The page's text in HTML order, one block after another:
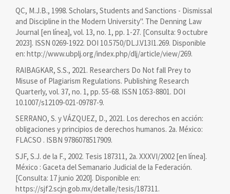
QC, M.J.B., 1998. Scholars, Students and Sanctions - Dismissal
and Discipline in the Modern University". The Denning Law
Journal [en línea], vol. 13, no. 1, pp. 1-27. [Consulta: 9 octubre
2023]. ISSN 0269-1922. DOI 10.5750/DLJ.V13I1.269. Disponible
en: http://www.ubplj.org/index.php/dlj/article/view/269.
RAIBAGKAR, S.S., 2021. Researchers Do Not fall Prey to
Misuse of Plagiarism Regulations. Publishing Research
Quarterly, vol. 37, no. 1, pp. 55-68. ISSN 1053-8801. DOI
10.1007/s12109-021-09787-9.
SERRANO, S. y VÁZQUEZ, D., 2021. Los derechos en acción:
obligaciones y principios de derechos humanos. 2a. México:
FLACSO . ISBN 9786078517909.
SJF, S.J. de la F., 2002. Tesis 187311, 2a. XXXVI/2002 [en línea].
México : Gaceta del Semanario Judicial de la Federación.
[Consulta: 17 junio 2020]. Disponible en:
https://sjf2.scjn.gob.mx/detalle/tesis/187311.